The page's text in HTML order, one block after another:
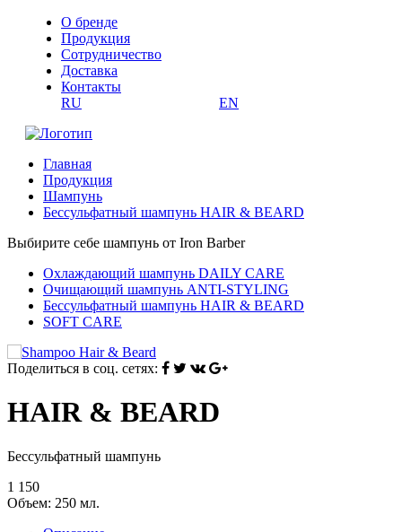
О бренде
Продукция
Сотрудничество
Доставка
Контакты
RU
EN
Главная
Продукция
Шампунь
Беcсульфатный шампунь HAIR & BEARD
Выбирите себе шампунь от Iron Barber
Охлаждающий шампунь DAILY CARE
Очищающий шампунь ANTI-STYLING
Беcсульфатный шампунь HAIR & BEARD
SOFT CARE
Поделиться в соц. сетях:
HAIR & BEARD
Беcсульфатный шампунь
1 150
Объем: 250 мл.